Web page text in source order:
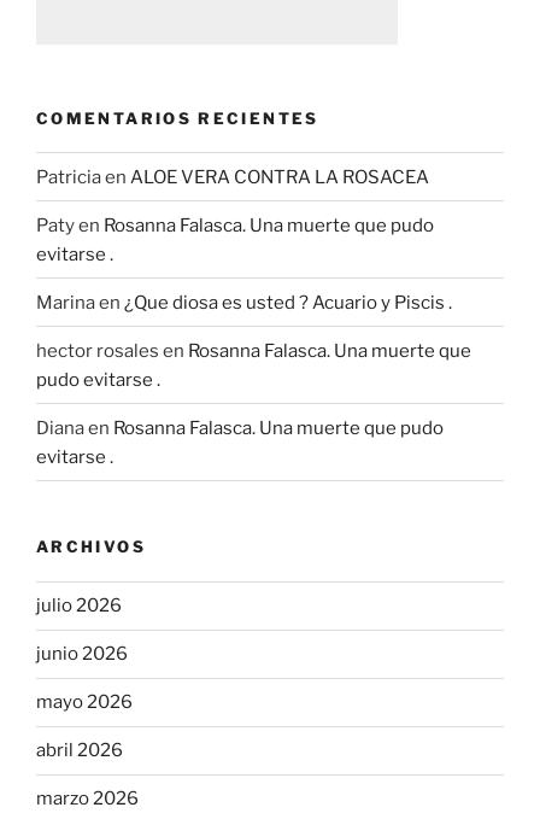
COMENTARIOS RECIENTES
Patriciaen ALOE VERA CONTRA LA ROSACEA
Patyen Rosanna Falasca. Una muerte que pudo
evitarse .
Marinaen ¿Que diosa es usted ? Acuario y Piscis .
hector rosales en Rosanna Falasca. Una muerte que
pudo evitarse .
Dianaen Rosanna Falasca. Una muerte que pudo
evitarse .
ARCHIVOS
julio 2026
junio 2026
mayo 2026
abril 2026
marzo 2026